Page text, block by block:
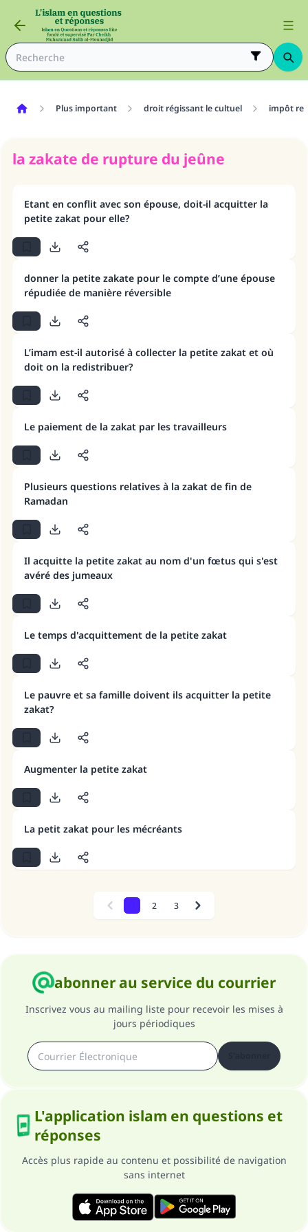
Plus important droit régissant le cultuel impôt
la zakate de rupture du jeûne
Etant en conflit avec son épouse, doit-il acquitter la
petite zakat pour elle?
donner la petite zakate pour le compte d’une épouse
répudiée de manière réversible
L’imam est-il autorisé à collecter la petite zakat et où
doit on la redistribuer?
Le paiement de la zakat par les travailleurs
Plusieurs questions relatives à la zakat de fin de
Ramadan
Il acquitte la petite zakat au nom d'un fœtus qui s'est
avéré des jumeaux
Le temps d'acquittement de la petite zakat
Le pauvre et sa famille doivent ils acquitter la petite
zakat?
Augmenter la petite zakat
La petit zakat pour les mécréants
Previous 2 3 Next
abonner au service du courrier
Inscrivez vous au mailing liste pour recevoir les mises à
jours périodiques
L'application islam en questions et
réponses
Accès plus rapide au contenu et possibilité de navigation
sans internet
Faites une différence dans la vie de
millions de personnes grâce à votre
contribution
Aidez nous à apporter des réponses.
Le Messager d'Allah (Paix sur lui) a dit:
"Celui qui indique une bonne action obtient la